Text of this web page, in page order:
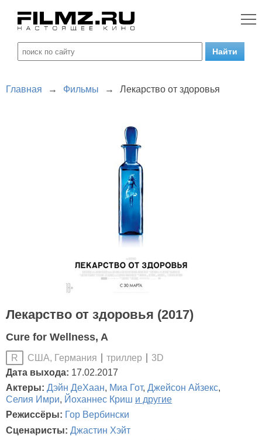
Главная → Фильмы → Лекарство от здоровья
Лекарство от здоровья (2017)
Cure for Wellness, A
R США, Германия триллер
3D
Дата выхода: 17.02.2017
Актеры: Дэйн ДеХаан, Миа Гот, Джейсон Айзекс,
Селия Имри, Йоханнес Криш и другие
Режиссёры: Гор Вербински
Сценаристы: Джастин Хэйт